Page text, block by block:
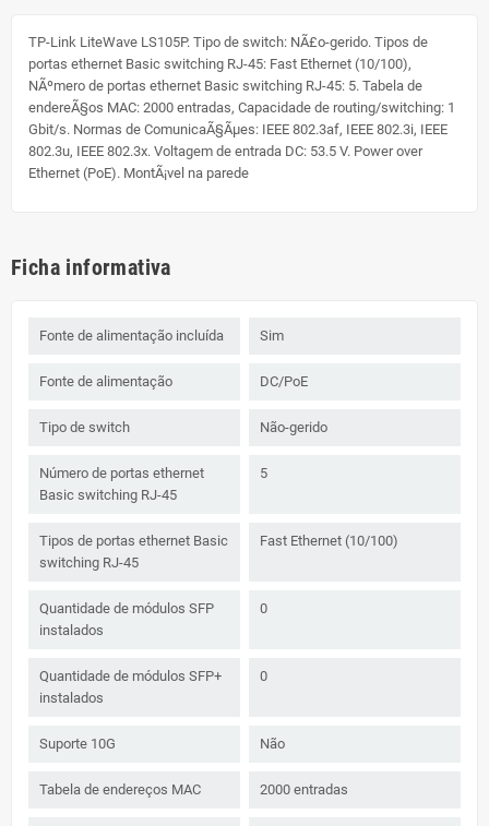
TP-Link LiteWave LS105P. Tipo de switch: NÃ£o-gerido. Tipos de
portas ethernet Basic switching RJ-45: Fast Ethernet (10/100),
NÃºmero de portas ethernet Basic switching RJ-45: 5. Tabela de
endereÃ§os MAC: 2000 entradas, Capacidade de routing/switching: 1
Gbit/s. Normas de ComunicaÃ§Ãµes: IEEE 802.3af, IEEE 802.3i, IEEE
802.3u, IEEE 802.3x. Voltagem de entrada DC: 53.5 V. Power over
Ethernet (PoE). MontÃ¡vel na parede
Ficha informativa
Fonte de alimentação incluída Sim
Fonte de alimentação DC/PoE
Tipo de switch Não-gerido
Número de portas ethernet
Basic switching RJ-45
5
Tipos de portas ethernet Basic
switching RJ-45
Fast Ethernet (10/100)
Quantidade de módulos SFP
instalados
0
Quantidade de módulos SFP+
instalados
0
Suporte 10G Não
Tabela de endereços MAC 2000 entradas